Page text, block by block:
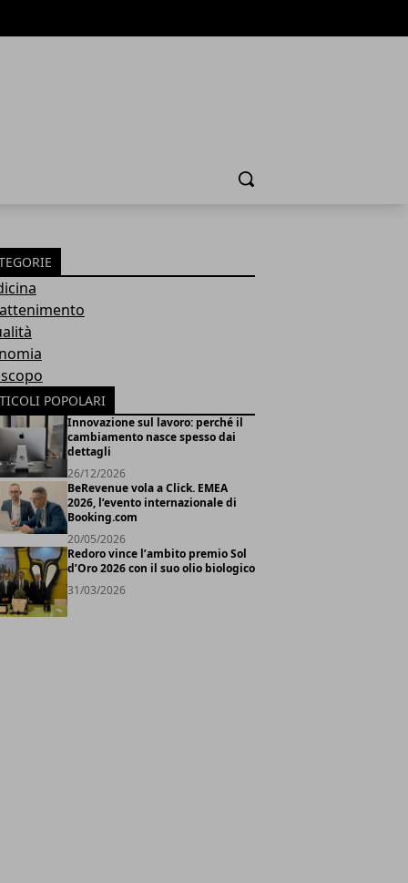
Cerca
POPOLARI
Innovazione sul lavoro: perché il
cambiamento nasce spesso dai
dettagli
26/12/2026
BeRevenue vola a Click. EMEA
2026, l’evento internazionale di
Booking.com
20/05/2026
Redoro vince l’ambito premio Sol
d’Oro 2026 con il suo olio biologico
31/03/2026